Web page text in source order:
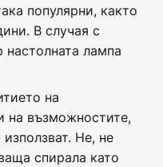
популярни, както
В случая с
лампа
на
на възможностите,
Не, не
спирала като